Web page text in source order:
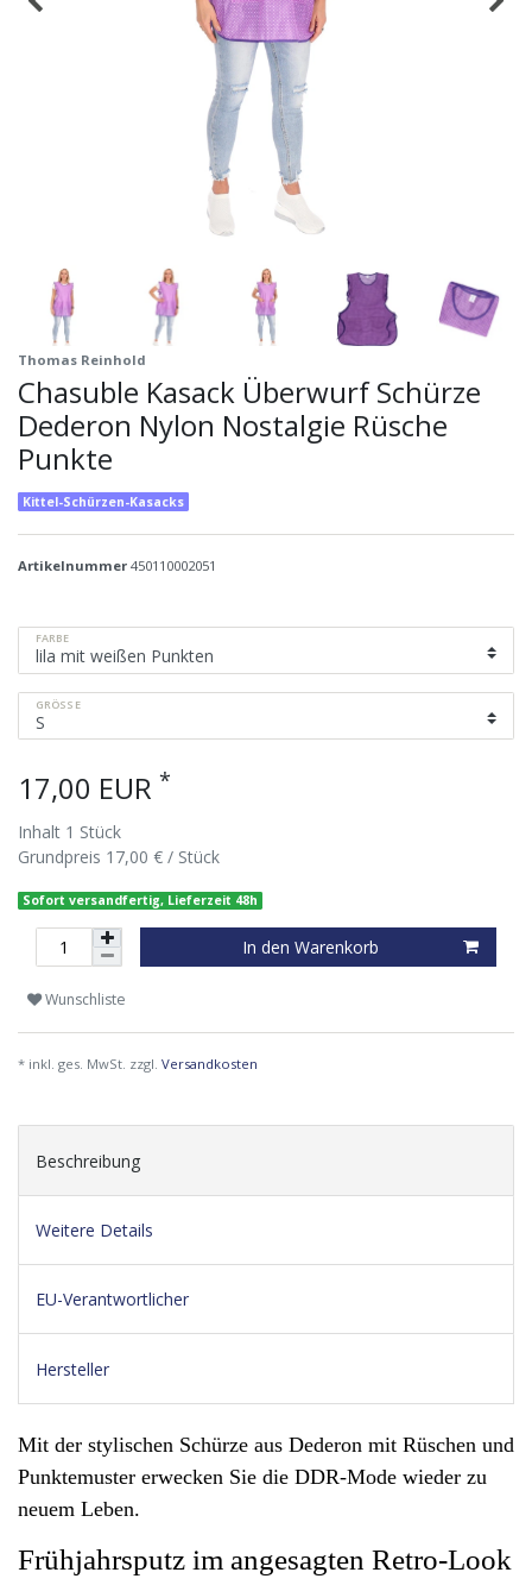
Thomas Reinhold
Chasuble Kasack Überwurf Schürze
Dederon Nylon Nostalgie Rüsche
Punkte
Kittel-Schürzen-Kasacks
Artikelnummer 450110002051
FARBE
GRÖSSE
17,00 EUR *
Inhalt 1 Stück
Grundpreis 17,00 € / Stück
Sofort versandfertig, Lieferzeit 48h
In den Warenkorb
Wunschliste
* inkl. ges. MwSt. zzgl. Versandkosten
Beschreibung
Weitere Details
EU-Verantwortlicher
Hersteller
Mit der stylischen Schürze aus Dederon mit Rüschen und
Punktemuster erwecken Sie die DDR-Mode wieder zu
neuem Leben.
Frühjahrsputz im angesagten Retro-Look